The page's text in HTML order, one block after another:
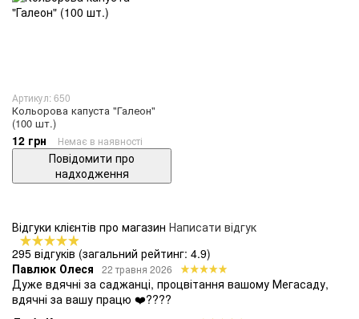
Артикул: 650
Кольорова капуста "Галеон"
(100 шт.)
12 грн Немає в наявності
Повідомити про
надходження
Відгуки клієнтів про магазин Написати відгук
295 відгуків (загальний рейтинг: 4.9)
Павлюк Олеся
22 травня 2026
Дуже вдячні за саджанці, процвітання вашому Мегасаду,
вдячні за вашу працю ❤️????